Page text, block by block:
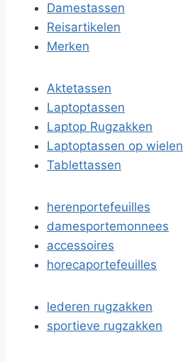
Damestassen
Reisartikelen
Merken
Aktetassen
Laptoptassen
Laptop Rugzakken
Laptoptassen op wielen
Tablettassen
herenportefeuilles
damesportemonnees
accessoires
horecaportefeuilles
lederen rugzakken
sportieve rugzakken